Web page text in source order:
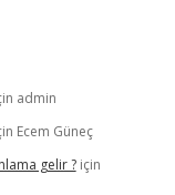
admin
Ecem Güneç
gelir ?için